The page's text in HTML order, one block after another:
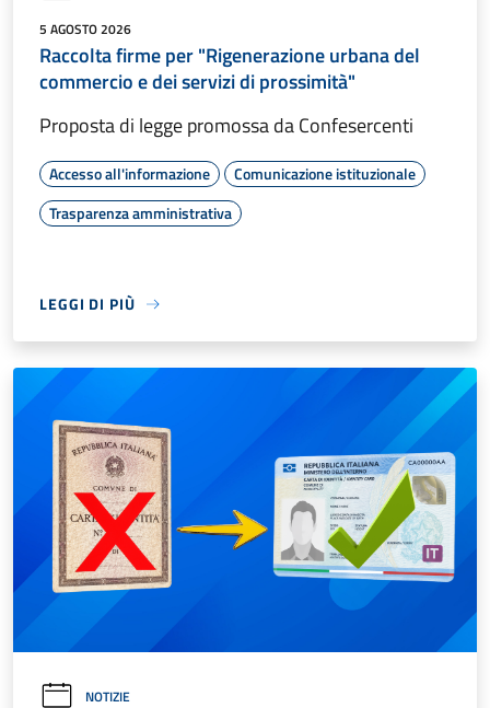
5 AGOSTO 2026
Raccolta firme per "Rigenerazione urbana del
commercio e dei servizi di prossimità"
Proposta di legge promossa da Confesercenti
Accesso all'informazione
Comunicazione istituzionale
Trasparenza amministrativa
LEGGI DI PIÙ
NOTIZIE